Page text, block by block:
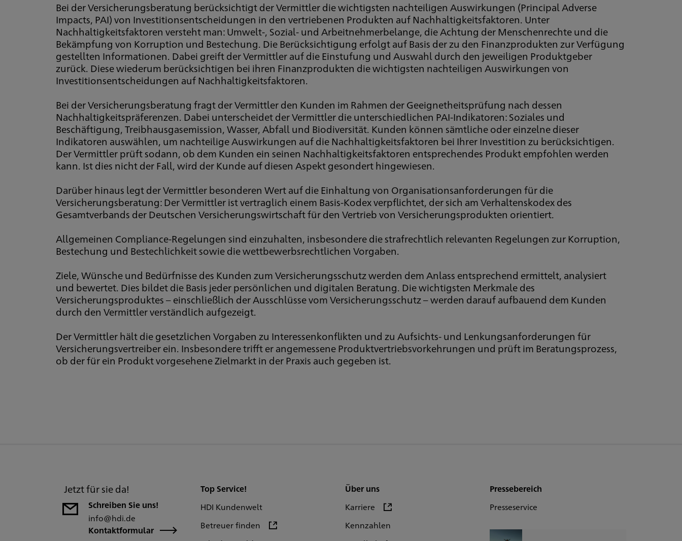
Bei der Versicherungsberatung berücksichtigt der Vermittler die wichtigsten nachteiligen Auswirkungen (Principal Adverse
Impacts, PAI) von Investitionsentscheidungen in den vertriebenen Produkten auf Nachhaltigkeitsfaktoren. Unter
Nachhaltigkeitsfaktoren versteht man: Umwelt-, Sozial- und Arbeitnehmerbelange, die Achtung der Menschenrechte und die
Bekämpfung von Korruption und Bestechung. Die Berücksichtigung erfolgt auf Basis der zu den Finanzprodukten zur Verfügung
gestellten Informationen. Dabei greift der Vermittler auf die Einstufung und Auswahl durch den jeweiligen Produktgeber
zurück. Diese wiederum berücksichtigen bei ihren Finanzprodukten die wichtigsten nachteiligen Auswirkungen von
Investitionsentscheidungen auf Nachhaltigkeitsfaktoren.
Bei der Versicherungsberatung fragt der Vermittler den Kunden im Rahmen der Geeignetheitsprüfung nach dessen
Nachhaltigkeitspräferenzen. Dabei unterscheidet der Vermittler die unterschiedlichen PAI-Indikatoren: Soziales und
Beschäftigung, Treibhausgasemission, Wasser, Abfall und Biodiversität. Kunden können sämtliche oder einzelne dieser
Indikatoren auswählen, um nachteilige Auswirkungen auf die Nachhaltigkeitsfaktoren bei Ihrer Investition zu berücksichtigen.
Der Vermittler prüft sodann, ob dem Kunden ein seinen Nachhaltigkeitsfaktoren entsprechendes Produkt empfohlen werden
kann. Ist dies nicht der Fall, wird der Kunde auf diesen Aspekt gesondert hingewiesen.
Darüber hinaus legt der Vermittler besonderen Wert auf die Einhaltung von Organisationsanforderungen für die
Versicherungsberatung: Der Vermittler ist vertraglich einem Basis-Kodex verpflichtet, der sich am Verhaltenskodex des
Gesamtverbands der Deutschen Versicherungswirtschaft für den Vertrieb von Versicherungsprodukten orientiert.
Allgemeinen Compliance-Regelungen sind einzuhalten, insbesondere die strafrechtlich relevanten Regelungen zur Korruption,
Bestechung und Bestechlichkeit sowie die wettbewerbsrechtlichen Vorgaben.
Ziele, Wünsche und Bedürfnisse des Kunden zum Versicherungsschutz werden dem Anlass entsprechend ermittelt, analysiert
und bewertet. Dies bildet die Basis jeder persönlichen und digitalen Beratung. Die wichtigsten Merkmale des
Versicherungsproduktes – einschließlich der Ausschlüsse vom Versicherungsschutz – werden darauf aufbauend dem Kunden
durch den Vermittler verständlich aufgezeigt.
Der Vermittler hält die gesetzlichen Vorgaben zu Interessenkonflikten und zu Aufsichts- und Lenkungsanforderungen für
Versicherungsvertreiber ein. Insbesondere trifft er angemessene Produktvertriebsvorkehrungen und prüft im Beratungsprozess,
ob der für ein Produkt vorgesehene Zielmarkt in der Praxis auch gegeben ist.
Jetzt für sie da!
Schreiben Sie uns!
info@hdi.de
Kontaktformular
Top Service!
HDI Kundenwelt
Betreuer finden
Über uns
Karriere
Kennzahlen
Pressebereich
Presseservice